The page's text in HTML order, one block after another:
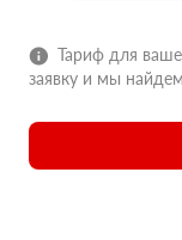
Тариф для
заявку и мы